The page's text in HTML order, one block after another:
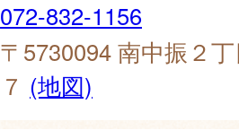
072-832-1156
〒5730094 南中振２
７ (地図)